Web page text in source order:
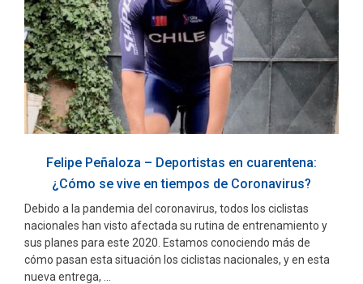
Felipe Peñaloza – Deportistas en cuarentena:
¿Cómo se vive en tiempos de Coronavirus?
Debido a la pandemia del coronavirus, todos los ciclistas
nacionales han visto afectada su rutina de entrenamiento y
sus planes para este 2020. Estamos conociendo más de
cómo pasan esta situación los ciclistas nacionales, y en esta
nueva entrega, ...